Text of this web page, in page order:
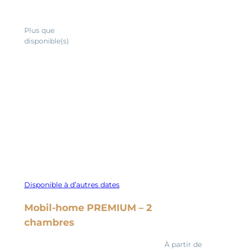
Plus que
disponible(s)
Disponible à d’autres dates
Mobil-home PREMIUM – 2
chambres
À partir de